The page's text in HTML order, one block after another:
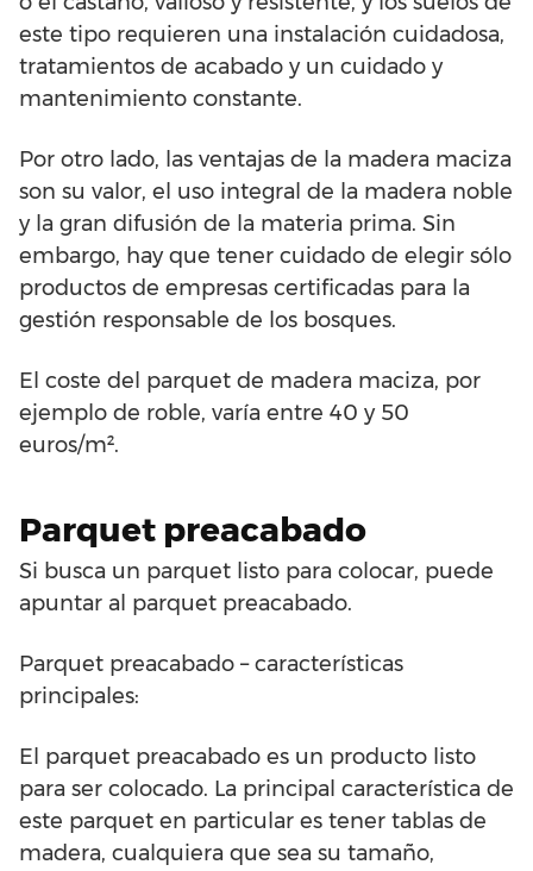
este tipo requieren una instalación cuidadosa,
tratamientos de acabado y un cuidado y
mantenimiento constante.
Por otro lado, las ventajas de la madera maciza
son su valor, el uso integral de la madera noble
y la gran difusión de la materia prima. Sin
embargo, hay que tener cuidado de elegir sólo
productos de empresas certificadas para la
gestión responsable de los bosques.
El coste del parquet de madera maciza, por
ejemplo de roble, varía entre 40 y 50
euros/m².
Parquet preacabado
Si busca un parquet listo para colocar, puede
apuntar al parquet preacabado.
Parquet preacabado – características
principales:
El parquet preacabado es un producto listo
para ser colocado. La principal característica de
este parquet en particular es tener tablas de
madera, cualquiera que sea su tamaño,